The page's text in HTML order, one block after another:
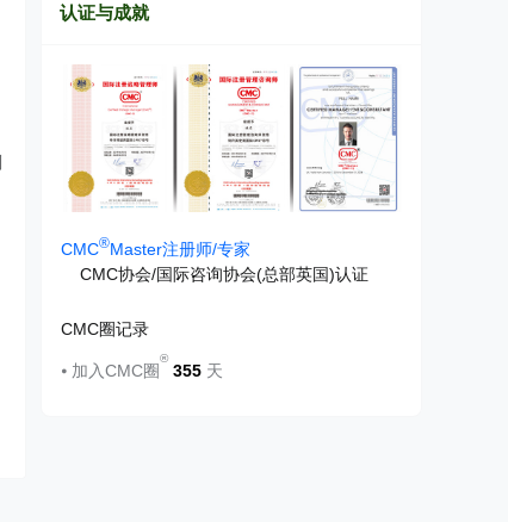
认证与成就
CMC®Master注册师/专家
CMC协会/国际咨询协会(总部英国)认证
CMC圈记录
⦁ 加入CMC圈
®
355 天